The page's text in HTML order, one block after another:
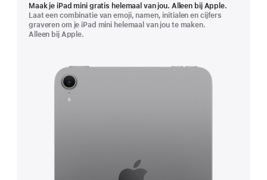
Maak je iPad mini gratis helemaal van jou. Alleen bij Apple.
Laat een combinatie van emoji, namen, initialen en cijfers
graveren om je iPad mini helemaal van jou te maken.
Alleen bij Apple.